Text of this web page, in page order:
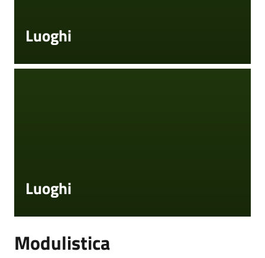
Luoghi
Luoghi
Modulistica